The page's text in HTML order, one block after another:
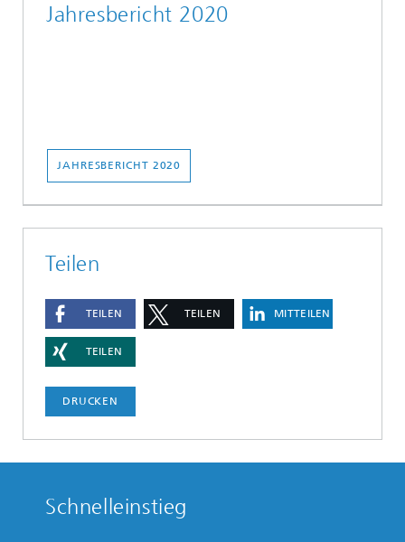
Jahresbericht 2020
JAHRESBERICHT 2020
Teilen
TEILEN TEILEN MITTEILEN
TEILEN
DRUCKEN
Schnelleinstieg